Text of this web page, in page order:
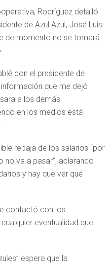
Rodríguez detalló
de Azul Azul, José Luis
de momento no se tomará
con el presidente de
que me dejó
a los demás
en los medios está
rebaja de los salarios “por
va a pasar”, aclarando
y hay que ver qué
contactó con los
eventualidad que
espera que la